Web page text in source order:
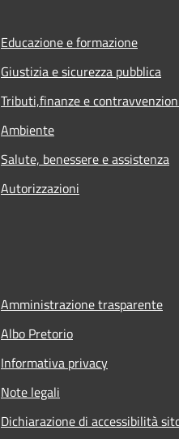
Educazione e formazione
Giustizia e sicurezza pubblica
Tributi,finanze e
Ambiente
Salute, benessere e assistenza
Autorizzazioni
Amministrazione trasparente
Albo Pretorio
Informativa privacy
Note legali
Dichiarazione di accessibilità